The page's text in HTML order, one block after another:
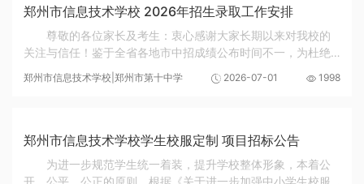
郑州市信息技术学校 2026年招生录取工作安排
尊敬的各位家长及考生：衷心感谢大家长期以来对我校的
关注与信任！鉴于全省各地市中招成绩公布时间不一，为杜绝
考生及家长集中到校、扎堆拥堵，减少考生及家长长途奔波，
经学校研究决定，我校2026年中专部正式录取工...
郑州市信息技术学校|郑州市第十中学 2026-07-01 1998
郑州市信息技术学校学生校服定制 项目招标公告
为进一步规范学生统一着装，提升学校整体形象，本着公
开、公平、公正的原则，根据《关于进一步加强中小学生校服